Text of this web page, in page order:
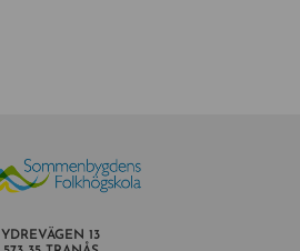
YDREVÄGEN 13